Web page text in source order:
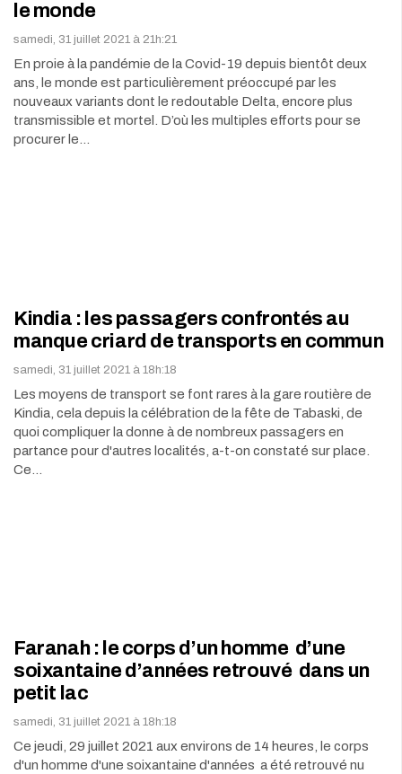
le monde
samedi, 31 juillet 2021 à 21h:21
En proie à la pandémie de la Covid-19 depuis bientôt deux
ans, le monde est particulièrement préoccupé par les
nouveaux variants dont le redoutable Delta, encore plus
transmissible et mortel. D’où les multiples efforts pour se
procurer le…
Kindia : les passagers confrontés au
manque criard de transports en commun
samedi, 31 juillet 2021 à 18h:18
Les moyens de transport se font rares à la gare routière de
Kindia, cela depuis la célébration de la fête de Tabaski, de
quoi compliquer la donne à de nombreux passagers en
partance pour d'autres localités, a-t-on constaté sur place.
Ce…
Faranah : le corps d’un homme d’une
soixantaine d’années retrouvé dans un
petit lac
samedi, 31 juillet 2021 à 18h:18
Ce jeudi, 29 juillet 2021 aux environs de 14 heures, le corps
d'un homme d'une soixantaine d'années a été retrouvé nu